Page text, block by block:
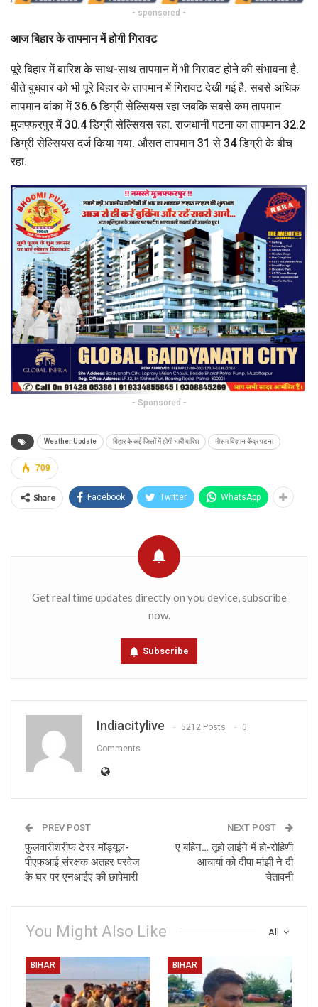
- sponsored -
आज बिहार के तापमान में होगी गिरावट
पूरे बिहार में बारिश के साथ-साथ तापमान में भी गिरावट होने की संभावना है.
बीते बुधवार को भी पूरे बिहार के तापमान में गिरावट देखी गई है. सबसे अधिक
तापमान बांका में 36.6 डिग्री सेल्सियस रहा जबकि सबसे कम तापमान
मुजफ्फरपुर में 30.4 डिग्री सेल्सियस रहा. राजधानी पटना का तापमान 32.2
डिग्री सेल्सियस दर्ज किया गया. औसत तापमान 31 से 34 डिग्री के बीच
रहा.
- Sponsored -
Weather Update बिहार के कई जिलों में होगी भारी बारिश मौसम विज्ञान केंद्र पटना
709
Share Facebook Twitter WhatsApp
Get real time updates directly on you device, subscribe
now.
Subscribe
Indiacitylive 5212 Posts 0
Comments
PREV POST
फुलवारीशरीफ टेरर मॉड्यूल-
पीएफआई संरक्षक अतहर परवेज
के घर पर एनआईए की छापेमारी
NEXT POST
ए बहिन… तूहो लाईने में हो-रोहिणी
आचार्या को दीपा मांझी ने दी
चेतावनी
All
You Might Also Like
BIHAR BIHAR